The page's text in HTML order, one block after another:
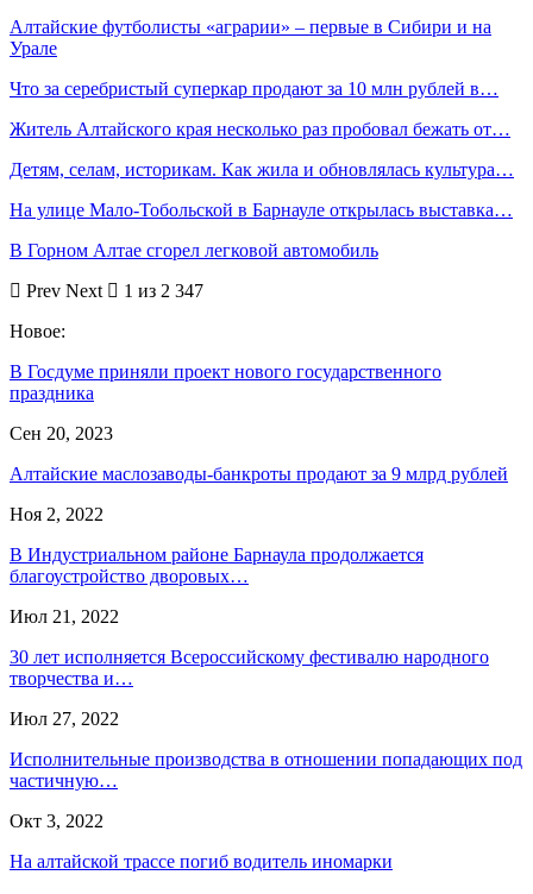
Алтайские футболисты «аграрии» – первые в Сибири и на
Урале
Что за серебристый суперкар продают за 10 млн рублей в…
Житель Алтайского края несколько раз пробовал бежать от…
Детям, селам, историкам. Как жила и обновлялась культура…
На улице Мало-Тобольской в Барнауле открылась выставка…
В Горном Алтае сгорел легковой автомобиль
Prev Next
1 из 2 347
Новое:
В Госдуме приняли проект нового государственного
праздника
Сен 20, 2023
Алтайские маслозаводы-банкроты продают за 9 млрд рублей
Ноя 2, 2022
В Индустриальном районе Барнаула продолжается
благоустройство дворовых…
Июл 21, 2022
30 лет исполняется Всероссийскому фестивалю народного
творчества и…
Июл 27, 2022
Исполнительные производства в отношении попадающих под
частичную…
Окт 3, 2022
На алтайской трассе погиб водитель иномарки